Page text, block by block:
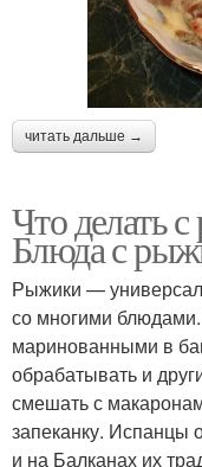
читать дальше →
Что делать
Блюда с
Рыжики —
со многими
маринованными в
обрабатывать и
смешать с
запеканку.
и на Балканах их